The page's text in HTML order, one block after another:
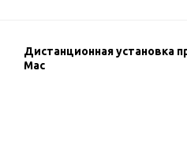
Дистанционная установка
Mac